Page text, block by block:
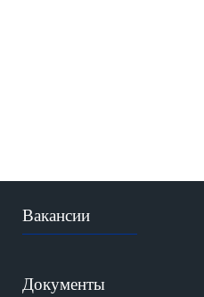
Вакансии
Документы